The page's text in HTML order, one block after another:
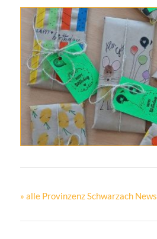
» alle Provinzenz Schwarzach News